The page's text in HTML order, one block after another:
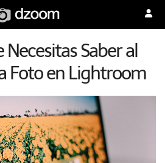
Saber al
Foto en Lightroom